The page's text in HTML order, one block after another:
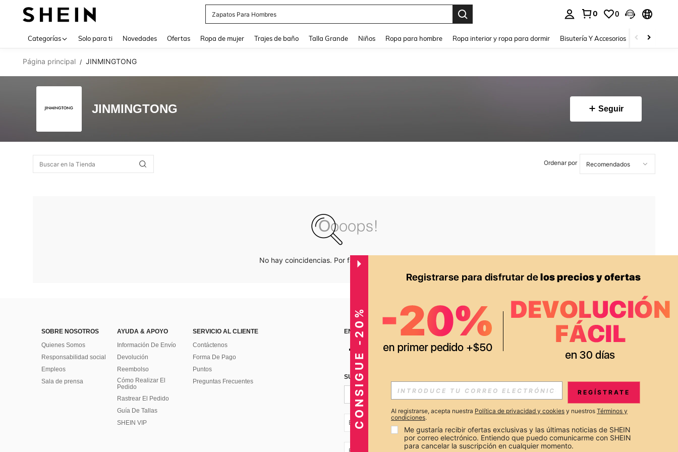
Zapatos Para Hombres
0 0
Categorías Solo para ti Novedades Ofertas Ropa de mujer Trajes de baño Talla Grande Niños Ropa para hombre Ropa interior y ropa para dormir Bisutería Y Accesorios Zapatos
Página principal / JINMINGTONG
JINMINGTONG Seguir
Ordenar por
No hay coincidencias. Por favor inténtalo de nuevo.
SOBRE NOSOTROS
Quienes Somos
Responsabilidad social
Empleos
Sala de prensa
AYUDA & APOYO
Información De Envío
Devolución
Reembolso
Cómo Realizar El
Pedido
Rastrear El Pedido
Guía De Tallas
SHEIN VIP
SERVICIO AL CLIENTE
Contáctenos
Forma De Pago
Puntos
Preguntas Frecuentes
ENCUÉNTRANOS EN APP
SUSCRÍBETE PARA RECIBIR OFERTAS EXCLUSIVAS, PROMOCIONES Y NOTICIAS DE SHEIN
Suscribir
EC + 593
CONSIGUE -20% REGÍSTRATE
Al registrarse, acepta nuestra Política de privacidad y cookies y nuestros Términos y
condiciones.
Me gustaría recibir ofertas exclusivas y las últimas noticias de SHEIN
por correo electrónico. Entiendo que puedo comunicarme con SHEIN
para cancelar la suscripción en cualquier momento.